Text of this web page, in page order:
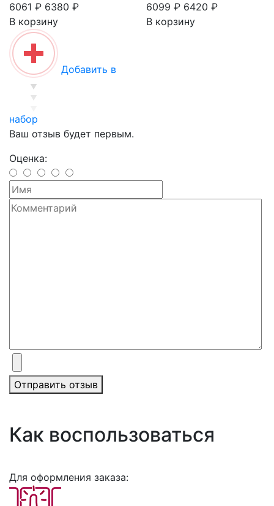
6061 ₽ 6380 ₽
В корзину
6099 ₽ 6420 ₽
В корзину
Добавить в
набор
Ваш отзыв будет первым.
Оценка:
Отправить отзыв
Как воспользоваться
Для оформления заказа: